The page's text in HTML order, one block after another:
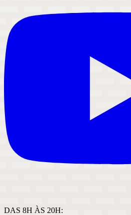
DAS 8H ÀS 20H: